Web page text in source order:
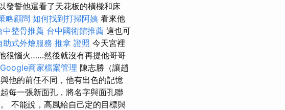
發誓他還看了天花板的橫樑和床
略顧問 如何找到打掃阿姨 看來他
中整骨推薦 台中國術館推薦 這也可
助式外燴服務 推拿 證照 今天宮裡
很惱火……然後就沒有再提他哥哥
Google商家檔案管理 陳志勝（讓趙
他的前任不同，他有出色的記憶
每一張新面孔，將名字與面孔聯
不能說，高風給自己定的目標與